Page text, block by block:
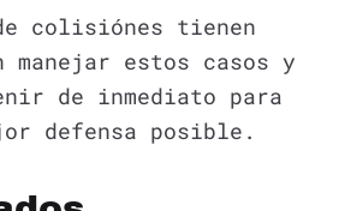
colisiónes tienen
manejar estos casos y
de inmediato para
defensa posible.